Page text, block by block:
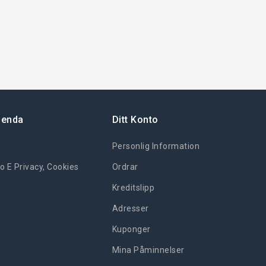
E Privacy, Cookies
Ditt Konto
Personlig Information
Ordrar
Kreditslipp
Adresser
Kuponger
Mina Påminnelser